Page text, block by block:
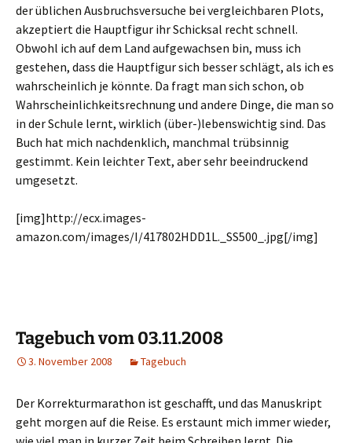
der üblichen Ausbruchsversuche bei vergleichbaren Plots,
akzeptiert die Hauptfigur ihr Schicksal recht schnell.
Obwohl ich auf dem Land aufgewachsen bin, muss ich
gestehen, dass die Hauptfigur sich besser schlägt, als ich es
wahrscheinlich je könnte. Da fragt man sich schon, ob
Wahrscheinlichkeitsrechnung und andere Dinge, die man so
in der Schule lernt, wirklich (über-)lebenswichtig sind. Das
Buch hat mich nachdenklich, manchmal trübsinnig
gestimmt. Kein leichter Text, aber sehr beeindruckend
umgesetzt.
[img]http://ecx.images-
amazon.com/images/I/417802HDD1L._SS500_.jpg[/img]
Tagebuch vom 03.11.2008
3. November 2008 Tagebuch
Der Korrekturmarathon ist geschafft, und das Manuskript
geht morgen auf die Reise. Es erstaunt mich immer wieder,